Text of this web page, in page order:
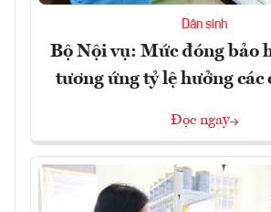
Dân sinh
Bộ Nội vụ: Mức đóng bảo
tương ứng tỷ lệ hưởng các
Đọc ngay